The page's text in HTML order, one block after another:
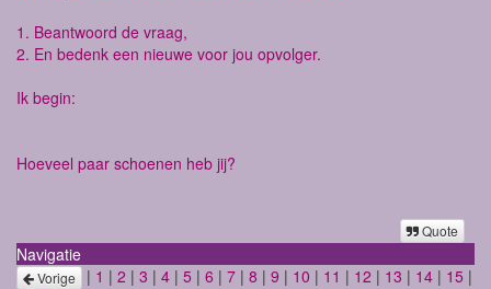
1. Beantwoord de vraag,
2. En bedenk een nieuwe voor jou opvolger.
Ik begin:
Hoeveel paar schoenen heb jij?
Quote
Navigatie
Vorige | 1 | 2 | 3 | 4 | 5 | 6 | 7 | 8 | 9 | 10 | 11 | 12 | 13 | 14 | 15 |